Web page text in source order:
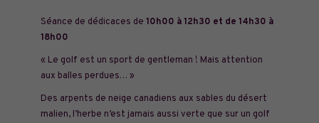
Séance de dédicaces de 10h00 à 12h30 et de 14h30 à
18h00
« Le golf est un sport de gentleman ! Mais attention
aux balles perdues… »
Des arpents de neige canadiens aux sables du désert
malien, l’herbe n’est jamais aussi verte que sur un golf